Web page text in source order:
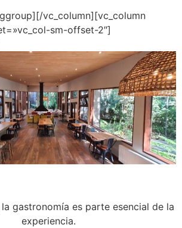
vc_column][vc_column
sm-offset-2″]
la gastronomía es parte esencial de la
experiencia.